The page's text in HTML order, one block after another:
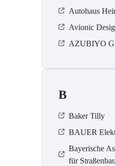
Autohaus
Avionic
AZUBIYO
B
Baker Tilly
BAUER
Bayerische
für